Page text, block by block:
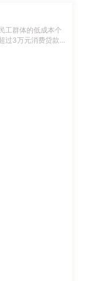
工群体的低成本个
过3万元消费贷款
域内参与建设的
保； 3.可由农民
担保；或由农民
证、劳务用工证明
为1年，可选择按